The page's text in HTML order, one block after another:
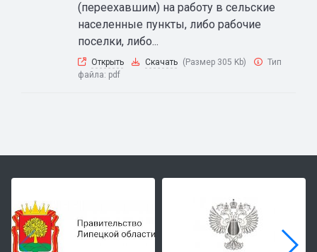
(переехавшим) на работу в сельские
населенные пункты, либо рабочие
поселки, либо...
Открыть Скачать (Размер 305 Kb)
Тип
файла: pdf